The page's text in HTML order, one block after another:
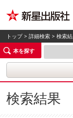
トップ>詳細検索 > 検索
本を探す
検索結果